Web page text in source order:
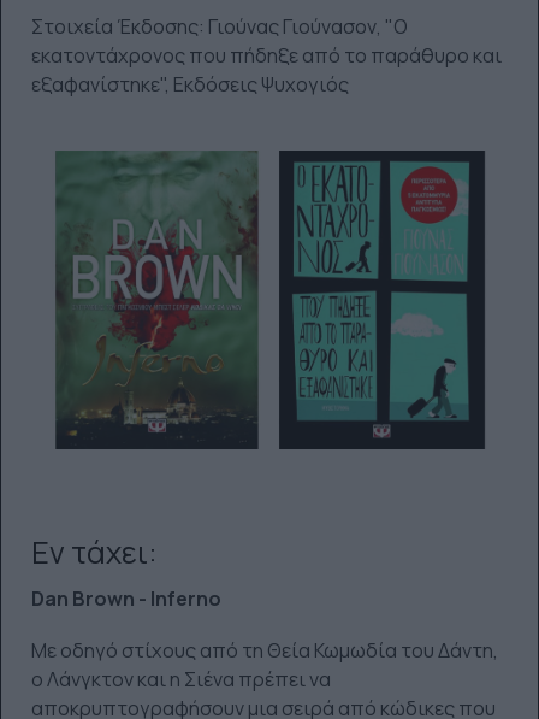
Στοιχεία Έκδοσης: Γιούνας Γιούνασον, "Ο
εκατοντάχρονος που πήδηξε από το παράθυρο και
εξαφανίστηκε", Εκδόσεις Ψυχογιός
Εν τάχει:
Dan Brown - Inferno
Με οδηγό στίχους από τη Θεία Κωμωδία του Δάντη,
ο Λάνγκτον και η Σιένα πρέπει να
αποκρυπτογραφήσουν μια σειρά από κώδικες που